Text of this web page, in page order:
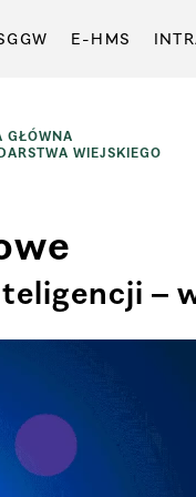
E-HMS
GŁÓWNA
WIEJSKIEGO
–